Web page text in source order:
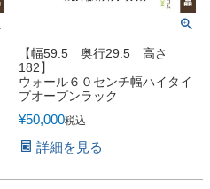
【幅59.5 奥行29.5 高さ
182】
ウォール６０センチ幅ハイタイ
プオープンラック
¥50,000税込
詳細を見る